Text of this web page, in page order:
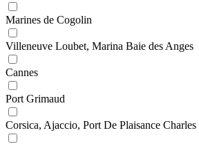
Marines de Cogolin
Villeneuve Loubet, Marina Baie des Anges
Cannes
Port Grimaud
Corsica, Ajaccio, Port De Plaisance